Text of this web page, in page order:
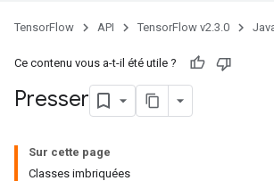
TensorFlow API TensorFlow v2.3.0
Ce contenu vous a-t-il été utile ?
Presser
Sur cette page
Classes imbriquées